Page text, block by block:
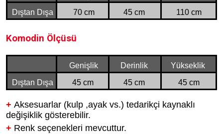
Dıştan Dışa
70 cm 45 cm 110 cm
Komodin Ölçüsü
Genişlik Derinlik
Yükseklik
Dıştan Dışa
45 cm 45 cm 45 cm
+ Aksesuarlar (kulp ,ayak vs.) tedarikçi kaynaklı
değişiklik gösterebilir.
+ Renk seçenekleri mevcuttur.